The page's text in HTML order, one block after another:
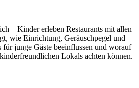
– Kinder erleben Restaurants mit allen
wie Einrichtung, Geräuschpegel und
für junge Gäste beeinflussen und worauf
Lokals achten können.